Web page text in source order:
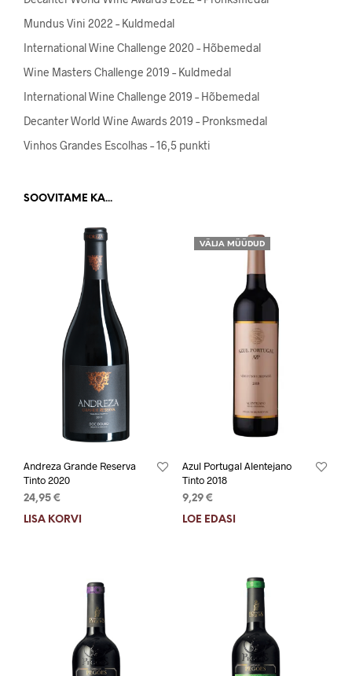
Mundus Vini 2022 – Kuldmedal
International Wine Challenge 2020 – Hõbemedal
Wine Masters Challenge 2019 – Kuldmedal
International Wine Challenge 2019 – Hõbemedal
Decanter World Wine Awards 2019 – Pronksmedal
Vinhos Grandes Escolhas – 16,5 punkti
SOOVITAME KA...
Andreza Grande Reserva
Tinto 2020
24,95 €
LISA KORVI
VÄLJA MÜÜDUD
Azul Portugal Alentejano
Tinto 2018
9,29 €
LOE EDASI